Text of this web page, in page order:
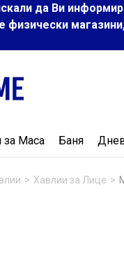
да Ви
физически
за Маса Баня
Хавлии за Лице